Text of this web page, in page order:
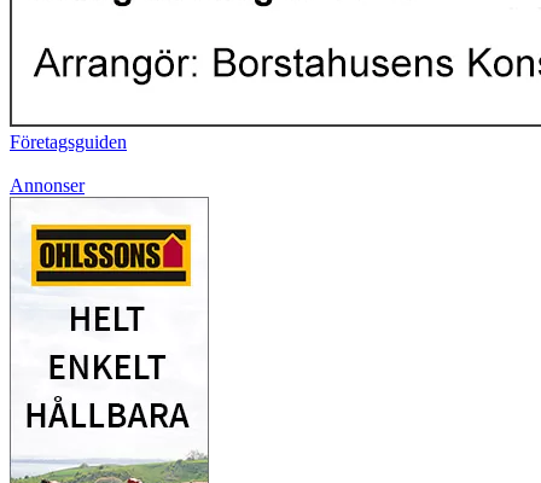
Företagsguiden
Annonser